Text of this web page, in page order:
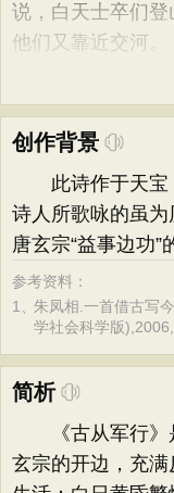
说，白天士卒们
他们又靠近交河。
创作背景
此诗作于天宝
诗人所歌咏的虽
唐玄宗“益事边功”
参考资料：
1、朱凤相.一首借古写
学社会科学版
简析
《古从军行》
玄宗的开边，充